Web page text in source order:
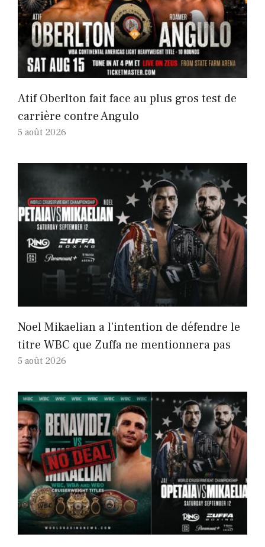
Atif Oberlton fait face au plus gros test de
carrière contre Angulo
5 août 2026
Noel Mikaelian a l'intention de défendre le
titre WBC que Zuffa ne mentionnera pas
5 août 2026